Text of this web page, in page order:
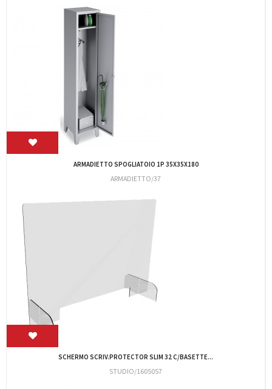
SCHERMO DA SCRIVANIA 100X60 C/BASETTA...
STUDIO/1605045
ARMADIETTO SPOGLIATOIO 1PS 35X50X180
ARMADIETTO/50